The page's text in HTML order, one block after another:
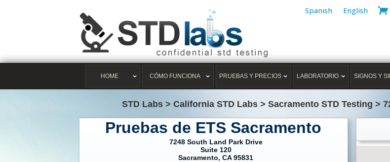
Spanish English
HOME CÓMO FUNCIONA PRUEBAS Y PRECIOS LABORATORIO SIGNOS Y
STD Labs > California STD Labs > Sacramento STD Testing >
Pruebas de ETS Sacramento
7248 South Land Park Drive
Suite 120
Sacramento, CA 95831